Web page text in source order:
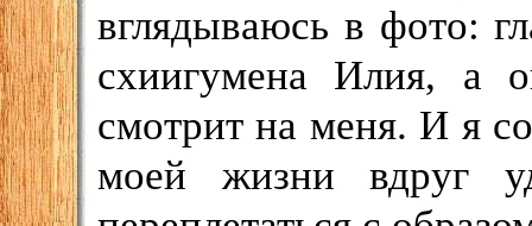
вглядываюсь в фото:
схиигумена Илия, а
смотрит на меня. И я
моей жизни вдруг